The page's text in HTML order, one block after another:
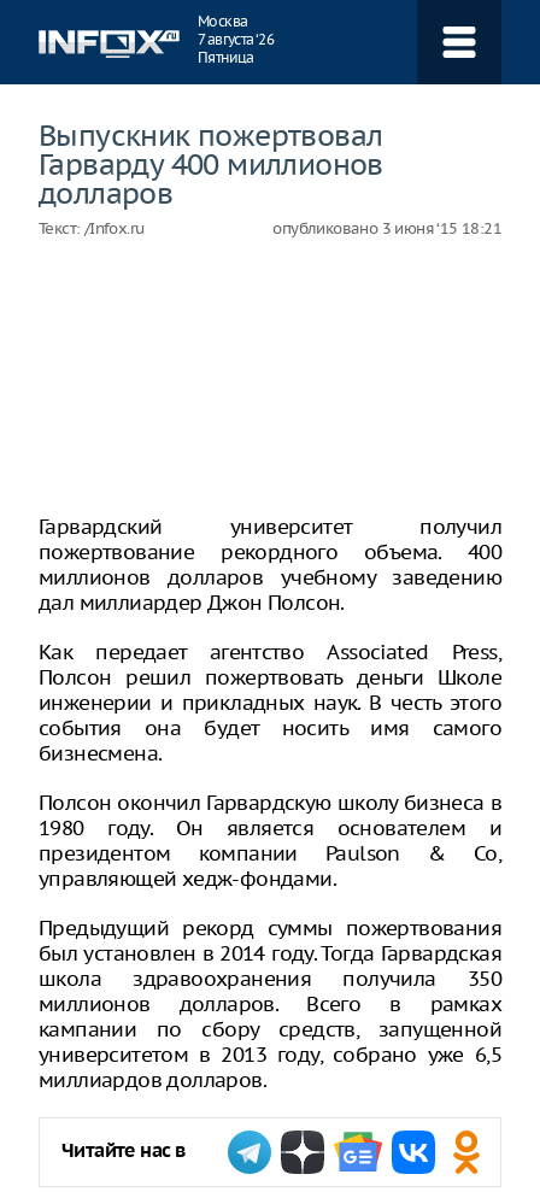
Москва
7 августа ‘26
Пятница
Выпускник пожертвовал
Гарварду 400 миллионов
долларов
Текст: /Infox.ru опубликовано 3 июня ‘15 18:21
Гарвардский университет получил
пожертвование рекордного объема. 400
миллионов долларов учебному заведению
дал миллиардер Джон Полсон.
Как передает агентство Associated Press,
Полсон решил пожертвовать деньги Школе
инженерии и прикладных наук. В честь этого
события она будет носить имя самого
бизнесмена.
Полсон окончил Гарвардскую школу бизнеса в
1980 году. Он является основателем и
президентом компании Paulson & Co,
управляющей хедж-фондами.
Предыдущий рекорд суммы пожертвования
был установлен в 2014 году. Тогда Гарвардская
школа здравоохранения получила 350
миллионов долларов. Всего в рамках
кампании по сбору средств, запущенной
университетом в 2013 году, собрано уже 6,5
миллиардов долларов.
Читайте нас в